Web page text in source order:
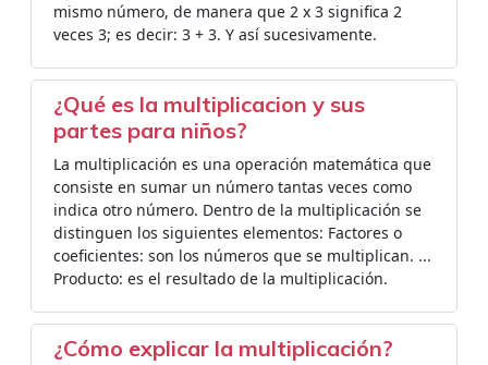
mismo número, de manera que 2 x 3 significa 2
veces 3; es decir: 3 + 3. Y así sucesivamente.
¿Qué es la multiplicacion y sus
partes para niños?
La multiplicación es una operación matemática que
consiste en sumar un número tantas veces como
indica otro número. Dentro de la multiplicación se
distinguen los siguientes elementos: Factores o
coeficientes: son los números que se multiplican. ...
Producto: es el resultado de la multiplicación.
¿Cómo explicar la multiplicación?